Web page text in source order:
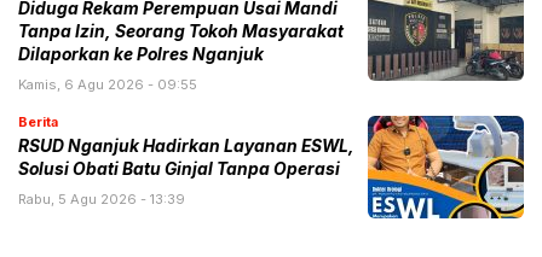
Diduga Rekam Perempuan Usai Mandi
Tanpa Izin, Seorang Tokoh Masyarakat
Dilaporkan ke Polres Nganjuk
Kamis, 6 Agu 2026 - 09:55
Berita
RSUD Nganjuk Hadirkan Layanan ESWL,
Solusi Obati Batu Ginjal Tanpa Operasi
Rabu, 5 Agu 2026 - 13:39